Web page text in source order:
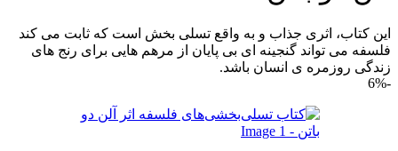
این کتاب، اثری جذاب و به واقع تسلی بخش است که ثابت می کند
فلسفه می تواند گنجینه ای بی پایان از مرهم هایی برای رنج های
زندگی روزمره ی انسان باشد.
-6%